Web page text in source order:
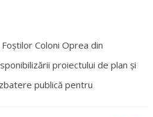
Coloni Oprea din
proiectului de plan și
publică pentru